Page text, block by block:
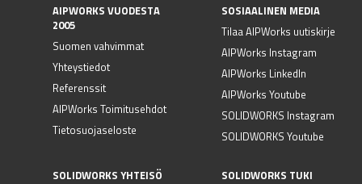
AIPWORKS VUODESTA
2005
Suomen vahvimmat
Yhteystiedot
Referenssit
AIPWorks Toimitusehdot
Tietosuojaseloste
SOSIAALINEN MEDIA
Tilaa AIPWorks uutiskirje
AIPWorks Instagram
AIPWorks LinkedIn
AIPWorks Youtube
SOLIDWORKS Instagram
SOLIDWORKS Youtube
SOLIDWORKS YHTEISÖ
SOLIDWORKS TUKI